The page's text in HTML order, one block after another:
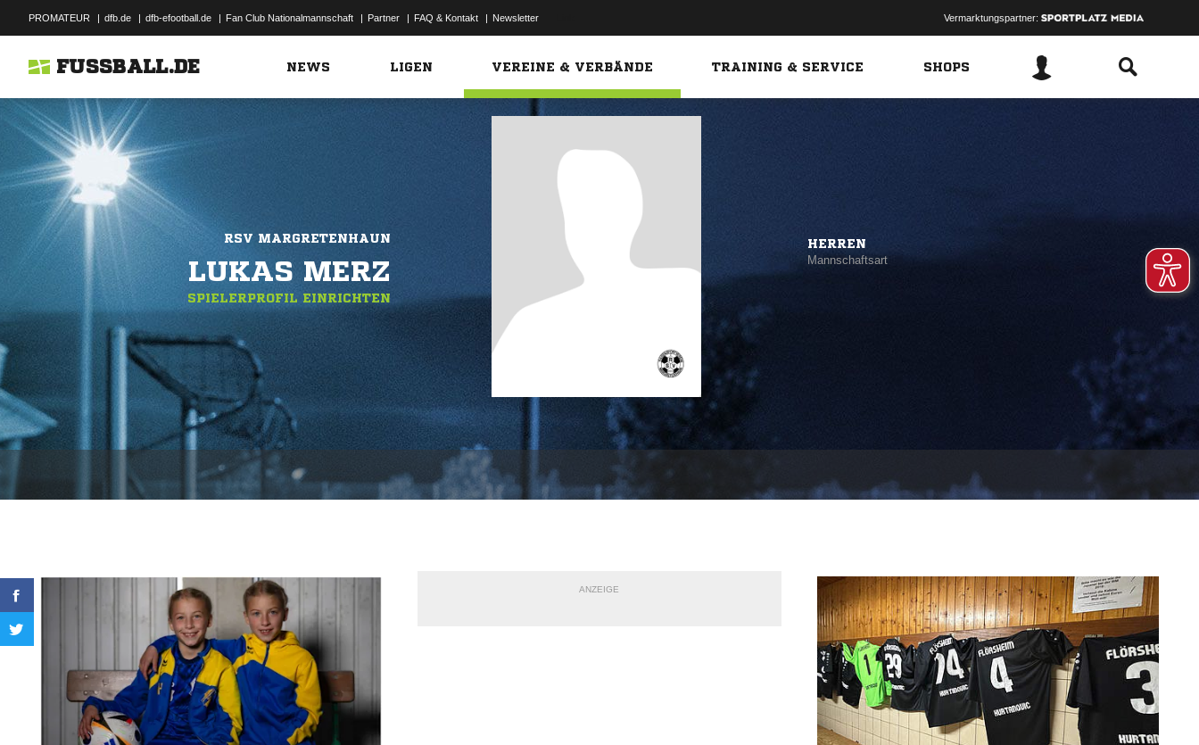
PROMATEUR | dfb.de | dfb-efootball.de | Fan Club Nationalmannschaft | Partner | FAQ & Kontakt | Newsletter Vermarktungspartner:
FUSSBALL.DE NEWS LIGEN VEREINE & VERBÄNDE TRAINING & SERVICE SHOPS
RSV MARGRETENHAUN
LUKAS MERZ
SPIELERPROFIL EINRICHTEN
HERREN
Mannschaftsart
ANZEIGE